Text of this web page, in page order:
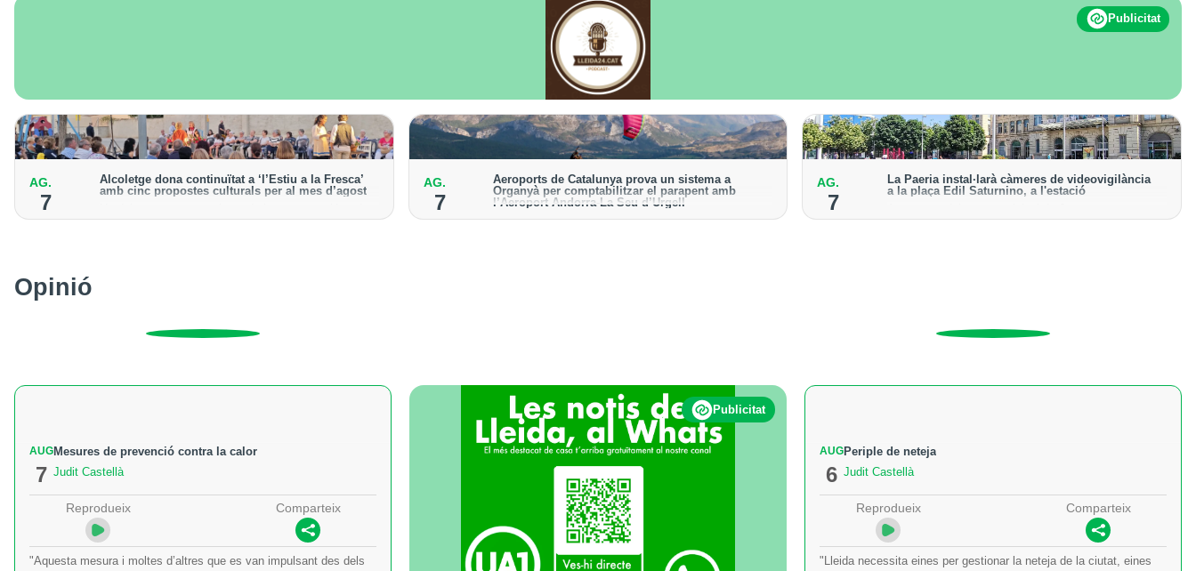
Publicitat
AG.
7
Alcoletge dona continuïtat a ‘l’Estiu a la Fresca’
amb cinc propostes culturals per al mes d’agost
l’astronomia amb ‘Alcoletge mira al cel’
AG.
7
Aeroports de Catalunya prova un sistema a
Organyà per comptabilitzar el parapent amb
l’Aeroport Andorra-La Seu d’Urgell
El dispositiu geolocalitza els parapentistes amb una
AG.
7
La Paeria instal·larà càmeres de videovigilància
a la plaça Edil Saturnino, a l'estació
Opinió
AUG
7
Mesures de prevenció contra la calor
Judit Castellà
Reprodueix Comparteix
"Aquesta mesura i moltes d’altres que es van impulsant des dels
Publicitat
AUG
6
Periple de neteja
Judit Castellà
Reprodueix Comparteix
"Lleida necessita eines per gestionar la neteja de la ciutat, eines